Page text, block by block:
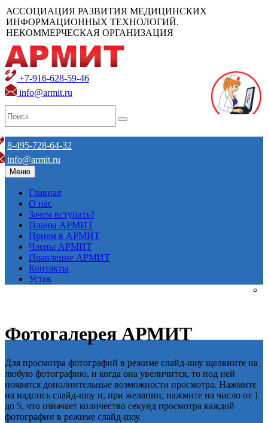
АССОЦИАЦИЯ РАЗВИТИЯ МЕДИЦИНСКИХ
ИНФОРМАЦИОННЫХ ТЕХНОЛОГИЙ.
НЕКОММЕРЧЕСКАЯ ОРГАНИЗАЦИЯ
+7-916-628-59-46
info@armit.ru
8-495-728-64-32
info@armit.ru
Меню
Главная
О нас
Зачем вступать?
Планы АРМИТ
Прием в АРМИТ
Члены АРМИТ
Правление АРМИТ
Контакты
Устав
Фотогалерея АРМИТ
Для просмотра фотографий в режиме слайд-шоу щелкните на
любую фотографию, и когда она увеличится, то под ней
появятся дополнительные возможности просмотра. Нажмите
на надпись слайд-шоу и, при желании, нажмите на число от 1
до 5, что означает количество секунд просмотра каждой
фотографии в режиме слайд-шоу.